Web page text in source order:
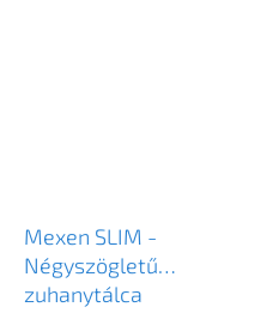
Mexen SLIM -
Négyszögletű
zuhanytálca